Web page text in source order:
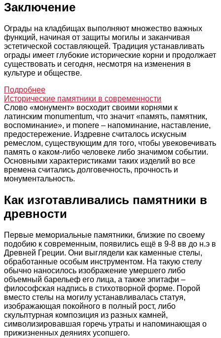
Заключение
Ограды на кладбищах выполняют множество важных
функций, начиная от защиты могилы и заканчивая
эстетической составляющей. Традиция устанавливать
ограды имеет глубокие исторические корни и продолжает
существовать и сегодня, несмотря на изменения в
культуре и обществе.
Подробнее
Исторические памятники в современности
Слово «монумент» восходит своими корнями к
латинским monumentum, что значит «память, памятник,
воспоминание», и monere – напоминание, наставление,
предостережение. Издревне считалось искусным
ремеслом, существующим для того, чтобы увековечивать
память о каком-либо человеке либо значимом событии.
Основными характеристиками таких изделий во все
времена считались долговечность, прочность и
монументальность.
Как изготавливались памятники в
древности
Первые мемориальные памятники, близкие по своему
подобию к современным, появились ещё в 9-8 вв до н.э в
Древней Греции. Они выглядели как каменные стелы,
обработанные особым инструментом. На такую стелу
обычно наносилось изображение умершего либо
объемный барельеф его лица, а также эпитафи –
философская надпись в стихотворной форме. Порой
вместо стелы на могилу устанавливалась статуя,
изображающая покойного в полный рост, либо
скульптурная композиция из разных камней,
символизировавшая горечь утраты и напоминающая о
прижизненных деяниях усопшего.